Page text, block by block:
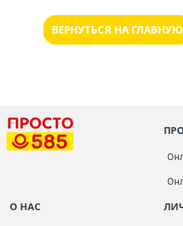
ВЕРНУТЬСЯ НА ГЛАВНУЮ
О НАС